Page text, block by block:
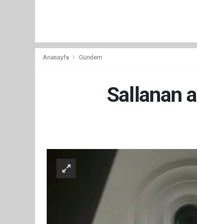
Anasayfa Gündem
Sallanan